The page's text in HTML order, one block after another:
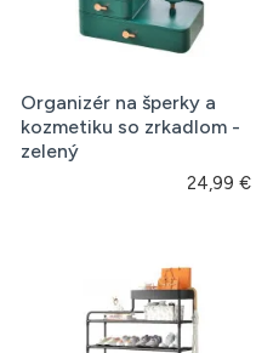
Organizér na šperky a
kozmetiku so zrkadlom -
zelený
24,99 €